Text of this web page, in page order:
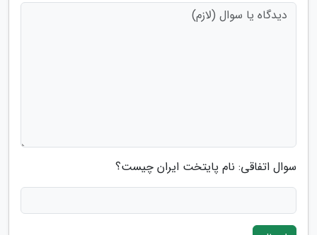
سوال اتفاقی: نام پایتخت ایران چیست؟